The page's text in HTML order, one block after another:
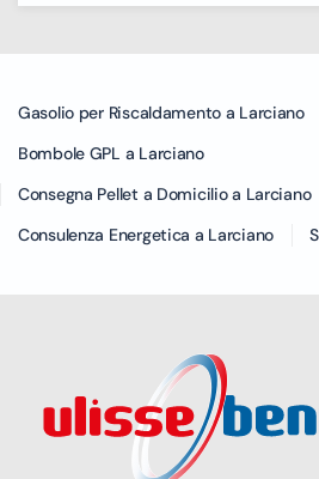
Gasolio per Riscaldamento a Larciano
Bombole GPL a Larciano
Consegna Pellet a Domicilio a Larciano
Consulenza Energetica a Larciano